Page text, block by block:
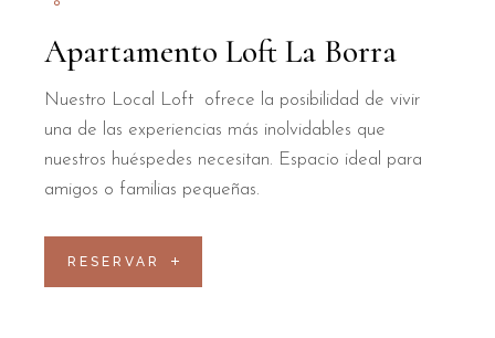
Apartamento Loft La Borra
Nuestro Local Loft ofrece la posibilidad de vivir
una de las experiencias más inolvidables que
nuestros huéspedes necesitan. Espacio ideal para
amigos o familias pequeñas.
RESERVAR